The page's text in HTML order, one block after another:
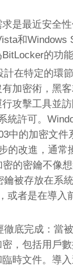
最近安全性
和Windows
的功能
在特定的環
加密術，黑
攻擊工具並
統許可。
中的加密文件
的改進，通常
的密鑰不像
被存放在系
或者是在導入
底完成：當被
，包括用戶數
時文件。導